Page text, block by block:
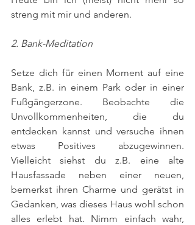
streng mit mir und anderen.
2. Bank-Meditation
Setze dich für einen Moment auf eine
Bank, z.B. in einem Park oder in einer
Fußgängerzone. Beobachte die
Unvollkommenheiten, die du
entdecken kannst und versuche ihnen
etwas Positives abzugewinnen.
Vielleicht siehst du z.B. eine alte
Hausfassade neben einer neuen,
bemerkst ihren Charme und gerätst in
Gedanken, was dieses Haus wohl schon
alles erlebt hat. Nimm einfach wahr,